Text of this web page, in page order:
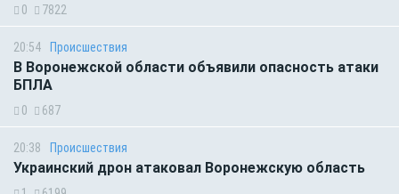
0 7822
20:54 Происшествия
В Воронежской области объявили опасность атаки
БПЛА
0 687
20:38 Происшествия
Украинский дрон атаковал Воронежскую область